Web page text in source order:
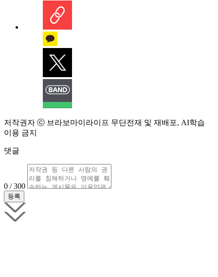
저작권자 ⓒ 브라보마이라이프 무단전재 및 재배포, AI학습
이용 금지
댓글
0 / 300